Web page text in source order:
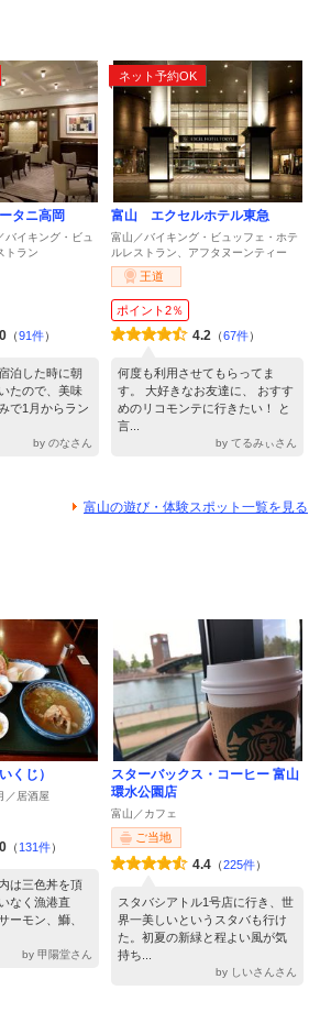
タニ高岡
バイキング・ビュ
トラン
（91件）
泊した時に朝
たので、美味
で1月からラン
by のなさん
ネット予約OK
富山 エクセルホテル東急
富山／バイキング・ビュッフェ・ホテ
ルレストラン、アフタヌーンティー
王道
ポイント2％
4.2 （67件）
何度も利用させてもらってま
す。 大好きなお友達に、 おすす
めのリコモンテに行きたい！ と
言...
by てるみぃさん
富山の遊び・体験スポット一覧を見る
くじ）
／居酒屋
（ 131件）
は三色丼を頂
なく漁港直
ーモン、鰤、
by 甲陽堂さん
スターバックス・コーヒー 富山
環水公園店
富山／カフェ
ご当地
4.4 （225件）
スタバシアトル1号店に行き、世
界一美しいというスタバも行け
た。初夏の新緑と程よい風が気
持ち...
by しいさんさん